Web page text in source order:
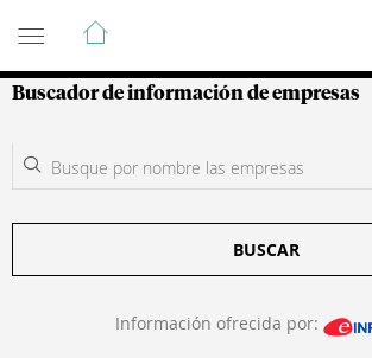
Guía de Empresas
Buscador de información de empresas
BUSCAR
Información ofrecida por: